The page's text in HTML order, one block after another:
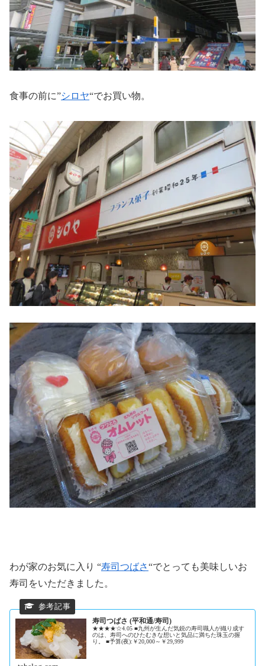
食事の前に”シロヤ“でお買い物。
わが家のお気に入り “寿司つばさ“でとっても美味しいお
寿司をいただきました。
寿司つばさ (平和通/寿司)
★★★★☆4.05 ■九州が生んだ気鋭の寿司職人が織り成す
のは、寿司へのひたむきな想いと気品に満ちた珠玉の握
り。 ■予算(夜):￥20,000～￥29,999